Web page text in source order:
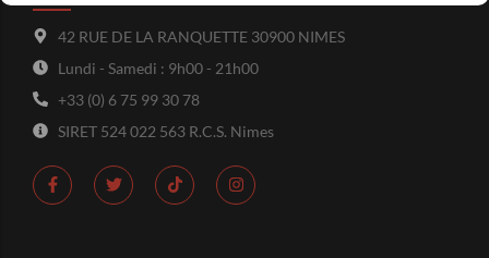
42 RUE DE LA RANQUETTE 30900 NIMES
Lundi - Samedi : 9h00 - 21h00
+33 (0) 6 75 99 30 78
SIRET 524 022 563 R.C.S. Nimes